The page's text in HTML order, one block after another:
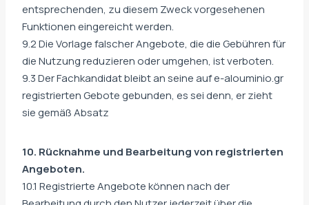
entsprechenden, zu diesem Zweck vorgesehenen
Funktionen eingereicht werden.
9.2 Die Vorlage falscher Angebote, die die Gebühren für
die Nutzung reduzieren oder umgehen, ist verboten.
9.3 Der Fachkandidat bleibt an seine auf e-alouminio.gr
registrierten Gebote gebunden, es sei denn, er zieht
sie gemäß Absatz
10. Rücknahme und Bearbeitung von registrierten
Angeboten.
10.1 Registrierte Angebote können nach der